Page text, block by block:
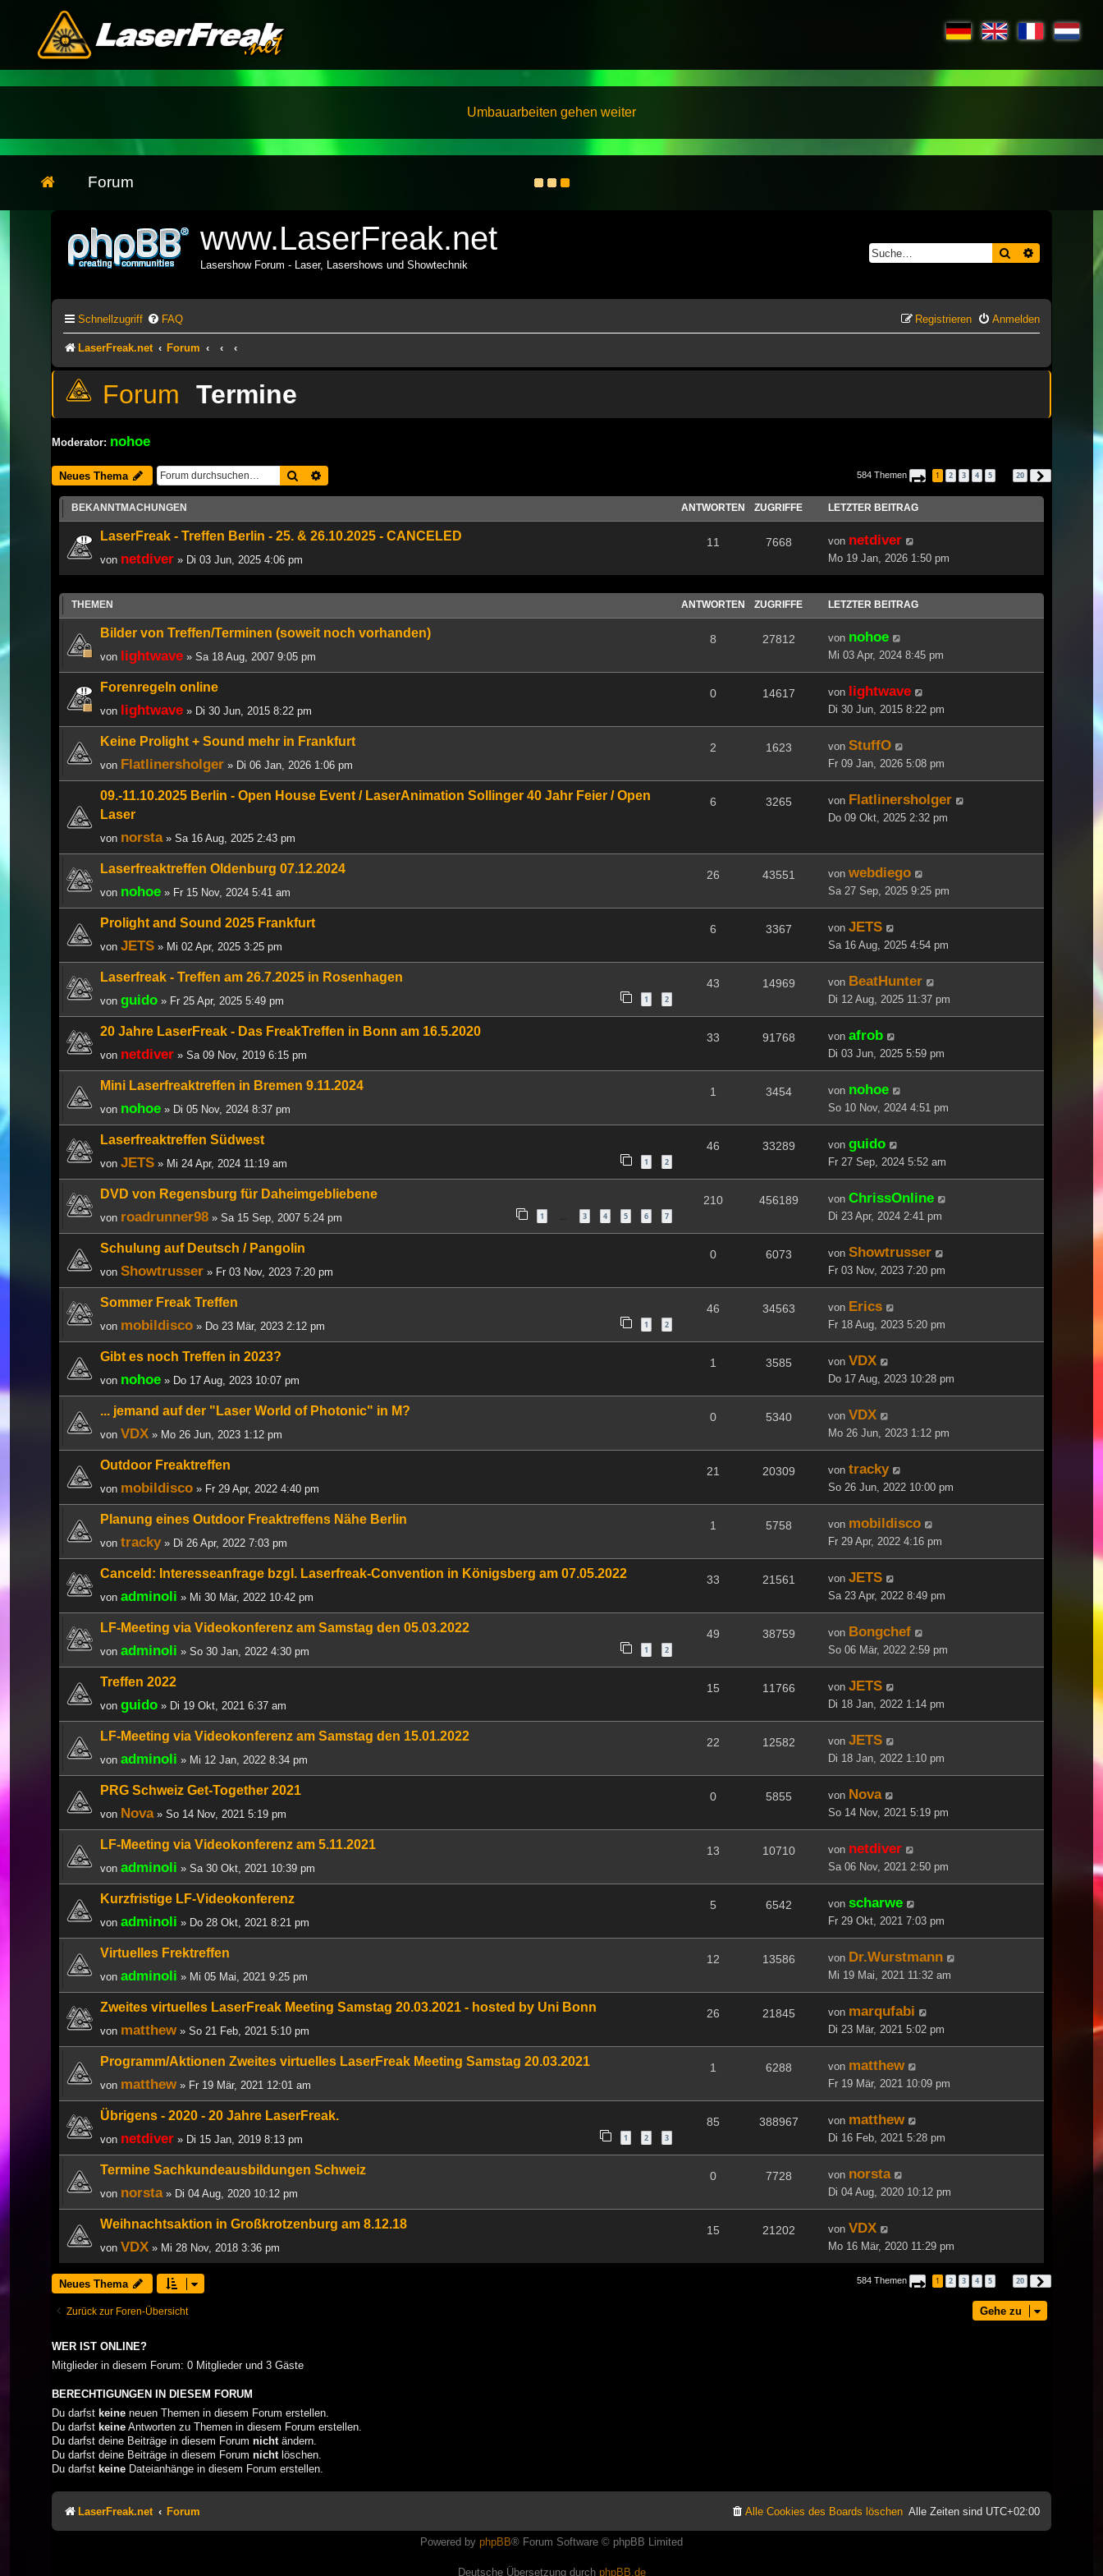
Umbauarbeiten gehen weiter
Forum
www.LaserFreak.net
Lasershow Forum - Laser, Lasershows und Showtechnik
Suche Erweiterte
Schnellzugriff FAQ Anmelden
Registrieren
LaserFreak.net Forum
Termine
Moderator: nohoe
Neues Thema Suche 584 Themen Seite von 20
1 2 3 4 5 20
BEKANNTMACHUNGEN ANTWORTEN ZUGRIFFE LETZTER BEITRAG
LaserFreak - Treffen Berlin - 25. & 26.10.2025 - CANCELED
von netdiver » Di 03 Jun, 2025 4:06 pm
11 7668 von netdiver
Mo 19 Jan, 2026 1:50 pm
THEMEN ANTWORTEN ZUGRIFFE LETZTER BEITRAG
Bilder von Treffen/Terminen (soweit noch vorhanden)
von lightwave » Sa 18 Aug, 2007 9:05 pm
8 27812 von nohoe
Mi 03 Apr, 2024 8:45 pm
Forenregeln online
von lightwave » Di 30 Jun, 2015 8:22 pm
0 14617 von lightwave
Di 30 Jun, 2015 8:22 pm
Keine Prolight + Sound mehr in Frankfurt
von Flatlinersholger » Di 06 Jan, 2026 1:06 pm
2 1623 von StuffO
Fr 09 Jan, 2026 5:08 pm
09.-11.10.2025 Berlin - Open House Event / LaserAnimation Sollinger 40 Jahr Feier / Open
Laser
von norsta» Sa 16 Aug, 2025 2:43 pm
6 3265 von Flatlinersholger
Do 09 Okt, 2025 2:32 pm
Laserfreaktreffen Oldenburg 07.12.2024
von nohoe » Fr 15 Nov, 2024 5:41 am
26 43551 von webdiego
Sa 27 Sep, 2025 9:25 pm
Prolight and Sound 2025 Frankfurt
von JETS » Mi 02 Apr, 2025 3:25 pm
6 3367 von JETS
Sa 16 Aug, 2025 4:54 pm
Laserfreak - Treffen am 26.7.2025 in Rosenhagen
von guido » Fr 25 Apr, 2025 5:49 pm 1 2
43 14969 von BeatHunter
Di 12 Aug, 2025 11:37 pm
20 Jahre LaserFreak - Das FreakTreffen in Bonn am 16.5.2020
von netdiver » Sa 09 Nov, 2019 6:15 pm
33 91768 von afrob
Di 03 Jun, 2025 5:59 pm
Mini Laserfreaktreffen in Bremen 9.11.2024
von nohoe » Di 05 Nov, 2024 8:37 pm
1 3454 von nohoe
So 10 Nov, 2024 4:51 pm
Laserfreaktreffen Südwest
von JETS » Mi 24 Apr, 2024 11:19 am 1 2
46 33289 von guido
Fr 27 Sep, 2024 5:52 am
DVD von Regensburg für Daheimgebliebene
von roadrunner98 » Sa 15 Sep, 2007 5:24 pm 1 3 4 5 6 7
210 456189 von ChrissOnline
Di 23 Apr, 2024 2:41 pm
Schulung auf Deutsch / Pangolin
von Showtrusser » Fr 03 Nov, 2023 7:20 pm
0 6073 von Showtrusser
Fr 03 Nov, 2023 7:20 pm
Sommer Freak Treffen
von mobildisco » Do 23 Mär, 2023 2:12 pm 1 2
46 34563 von Erics
Fr 18 Aug, 2023 5:20 pm
Gibt es noch Treffen in 2023?
von nohoe » Do 17 Aug, 2023 10:07 pm
1 3585 von VDX
Do 17 Aug, 2023 10:28 pm
... jemand auf der "Laser World of Photonic" in M?
von VDX » Mo 26 Jun, 2023 1:12 pm
0 5340 von VDX
Mo 26 Jun, 2023 1:12 pm
Outdoor Freaktreffen
von mobildisco » Fr 29 Apr, 2022 4:40 pm
21 20309 von tracky
So 26 Jun, 2022 10:00 pm
Planung eines Outdoor Freaktreffens Nähe Berlin
von tracky» Di 26 Apr, 2022 7:03 pm
1 5758 von mobildisco
Fr 29 Apr, 2022 4:16 pm
Canceld: Interesseanfrage bzgl. Laserfreak-Convention in Königsberg am 07.05.2022
von adminoli » Mi 30 Mär, 2022 10:42 pm
33 21561 von JETS
Sa 23 Apr, 2022 8:49 pm
LF-Meeting via Videokonferenz am Samstag den 05.03.2022
von adminoli » So 30 Jan, 2022 4:30 pm 1 2
49 38759 von Bongchef
So 06 Mär, 2022 2:59 pm
Treffen 2022
von guido » Di 19 Okt, 2021 6:37 am
15 11766 von JETS
Di 18 Jan, 2022 1:14 pm
LF-Meeting via Videokonferenz am Samstag den 15.01.2022
von adminoli » Mi 12 Jan, 2022 8:34 pm
22 12582 von JETS
Di 18 Jan, 2022 1:10 pm
PRG Schweiz Get-Together 2021
von Nova» So 14 Nov, 2021 5:19 pm
0 5855 von Nova
So 14 Nov, 2021 5:19 pm
LF-Meeting via Videokonferenz am 5.11.2021
von adminoli » Sa 30 Okt, 2021 10:39 pm
13 10710 von netdiver
Sa 06 Nov, 2021 2:50 pm
Kurzfristige LF-Videokonferenz
von adminoli » Do 28 Okt, 2021 8:21 pm
5 6542 von scharwe
Fr 29 Okt, 2021 7:03 pm
Virtuelles Frektreffen
von adminoli » Mi 05 Mai, 2021 9:25 pm
12 13586 von Dr.Wurstmann
Mi 19 Mai, 2021 11:32 am
Zweites virtuelles LaserFreak Meeting Samstag 20.03.2021 - hosted by Uni Bonn
von matthew » So 21 Feb, 2021 5:10 pm
26 21845 von marqufabi
Di 23 Mär, 2021 5:02 pm
Programm/Aktionen Zweites virtuelles LaserFreak Meeting Samstag 20.03.2021
von matthew » Fr 19 Mär, 2021 12:01 am
1 6288 von matthew
Fr 19 Mär, 2021 10:09 pm
Übrigens - 2020 - 20 Jahre LaserFreak.
von netdiver » Di 15 Jan, 2019 8:13 pm 1 2 3
85 388967 von matthew
Di 16 Feb, 2021 5:28 pm
Termine Sachkundeausbildungen Schweiz
von norsta» Di 04 Aug, 2020 10:12 pm
0 7728 von norsta
Di 04 Aug, 2020 10:12 pm
Weihnachtsaktion in Großkrotzenburg am 8.12.18
von VDX » Mi 28 Nov, 2018 3:36 pm
15 21202 von VDX
Mo 16 Mär, 2020 11:29 pm
Neues Thema 584 Themen Seite von 20
1 2 3 4 5 20
Zurück zur Foren-Übersicht Gehe zu
WER IST ONLINE?
Mitglieder in diesem Forum: 0 Mitglieder und 3 Gäste
BERECHTIGUNGEN IN DIESEM FORUM
Du darfst keine neuen Themen in diesem Forum erstellen.
Du darfst keine Antworten zu Themen in diesem Forum erstellen.
Du darfst deine Beiträge in diesem Forum nicht ändern.
Du darfst deine Beiträge in diesem Forum nicht löschen.
Du darfst keine Dateianhänge in diesem Forum erstellen.
LaserFreak.net Forum Alle Zeiten sind UTC+02:00
Alle Cookies des Boards löschen
Powered by phpBB® Forum Software © phpBB Limited
Deutsche Übersetzung durch phpBB.de